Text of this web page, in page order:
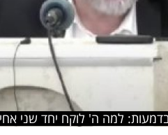
למה ה' לוקח יחד שני